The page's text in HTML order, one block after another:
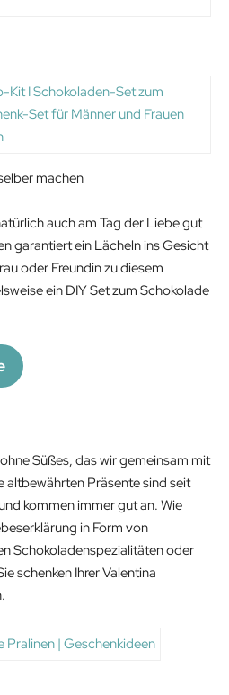
machen
auch am Tag der Liebe gut
garantiert ein Lächeln ins Gesicht
oder Freundin zu diesem
ein DIY Set zum Schokolade
Süßes, das wir gemeinsam mit
altbewährten Präsente sind seit
kommen immer gut an. Wie
in Form von
Schokoladenspezialitäten oder
schenken Ihrer Valentina